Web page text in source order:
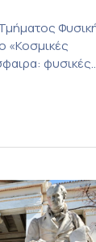
«Κοσμικές
φυσικές
[…]